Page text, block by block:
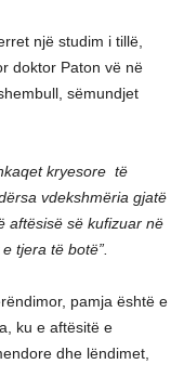
një studim i tillë,
doktor Paton vë në
sëmundjet
kryesore të
vdekshmëria gjatë
aftësisë së kufizuar në
tjera të botë”.
pamja është e
ku e aftësitë e
dhe lëndimet,